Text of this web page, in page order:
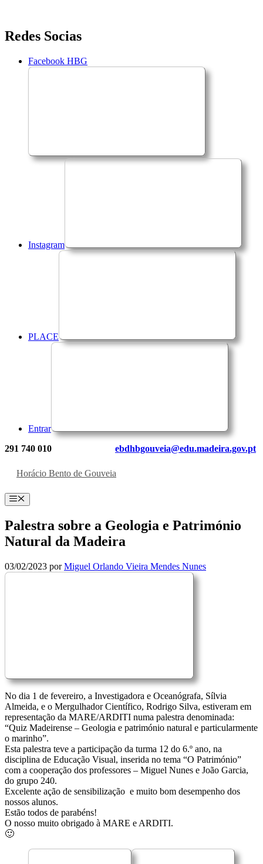
Saltar
para
conteúdo
Redes Socias
Facebook HBG
Instagram
PLACE
Entrar
291 740 010 ebdhbgouveia@edu.madeira.gov.pt
Horácio Bento de Gouveia
Menu
Palestra sobre a Geologia e Património
Natural da Madeira
03/02/2023 porMiguel Orlando Vieira Mendes Nunes
No dia 1 de fevereiro, a Investigadora e Oceanógrafa, Sílvia
Almeida, e o Mergulhador Científico, Rodrigo Silva, estiveram em
representação da MARE/ARDITI numa palestra denominada:
“Quiz Madeirense – Geologia e património natural e particularmente
o marinho”.
Esta palestra teve a participação da turma 12 do 6.º ano, na
disciplina de Educação Visual, inserida no tema “O Património”
com a cooperação dos professores – Miguel Nunes e João Garcia,
do grupo 240.
Excelente ação de sensibilização e muito bom desempenho dos
nossos alunos.
Estão todos de parabéns!
O nosso muito obrigado à MARE e ARDITI.
🙂